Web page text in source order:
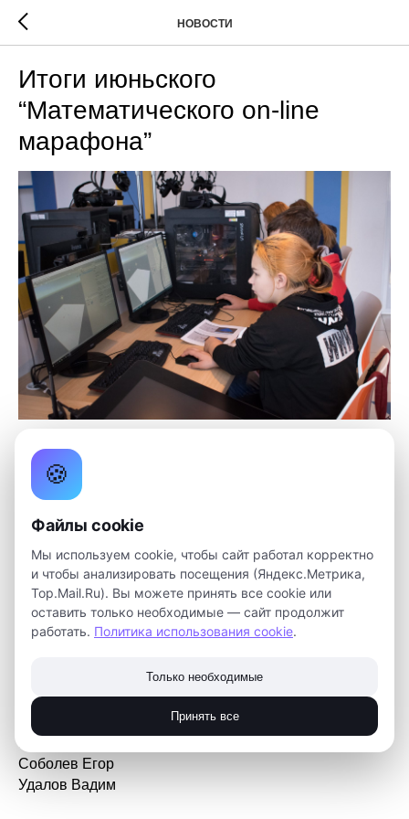
НОВОСТИ
Итоги июньского
“Математического on-line
марафона”
Целый месяц ребята решали задачи по теории
вероятностей, математической статистике, С++,
Ардуино и задачи на логику.
Лучшими стали Толкачев Тит и Богомолова Алина,
они завоевали диплом I степени, поздравляем вас
ребята, вы молодцы!
Диплом II степени получили:
Калинников Артём
Павлюк Владислав
Соболев Егор
Удалов Вадим
🍪
Файлы cookie
Мы используем cookie, чтобы сайт работал корректно
и чтобы анализировать посещения (Яндекс.Метрика,
Top.Mail.Ru). Вы можете принять все cookie или
оставить только необходимые — сайт продолжит
работать. Политика использования cookie.
Только необходимые
Принять все